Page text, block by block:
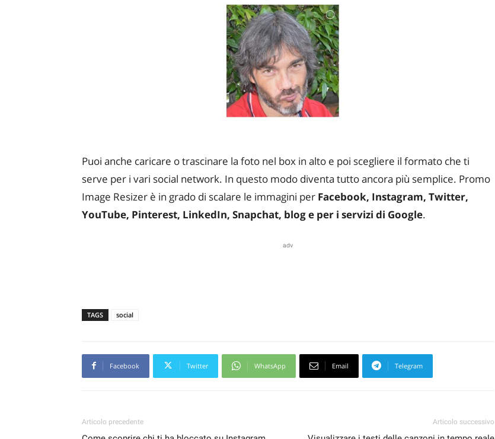
Puoi anche caricare o trascinare la foto nel box in alto e poi scegliere il formato che ti
serve per i vari social network. In questo modo diventa tutto ancora più semplice. Promo
Image Resizer è in grado di scalare le immagini per Facebook, Instagram, Twitter,
YouTube, Pinterest, LinkedIn, Snapchat, blog e per i servizi di Google.
adv
TAGS social
Facebook Twitter WhatsApp Email Telegram
Articolo precedente Articolo successivo